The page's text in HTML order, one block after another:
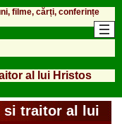
filme, cărți, conferințe
al lui Hristos
si traitor al lui